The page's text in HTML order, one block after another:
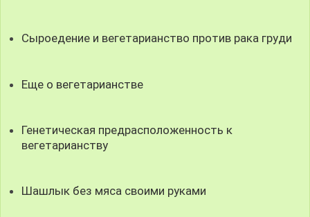
Сыроедение и вегетарианство против рака груди
Еще о вегетарианстве
Генетическая предрасположенность к
вегетарианству
Шашлык без мяса своими руками